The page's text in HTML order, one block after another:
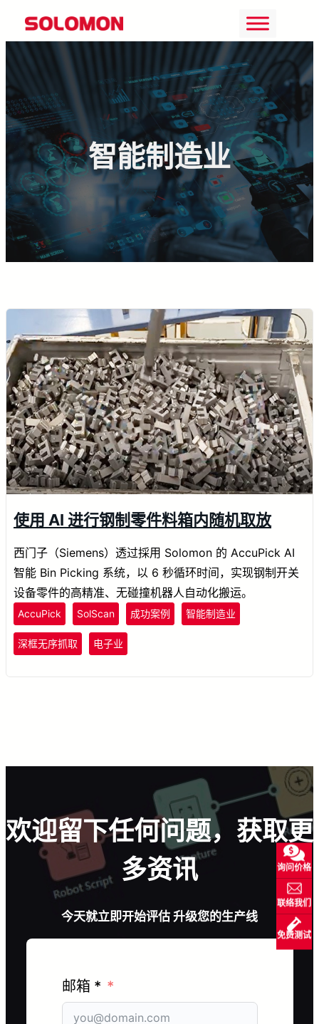
Skip
to
content
智能制造业
使用 AI 进行钢制零件料箱内随机取放
西门子（Siemens）透过採用 Solomon 的 AccuPick AI
智能 Bin Picking 系统，以 6 秒循环时间，实现钢制开关
设备零件的高精准、无碰撞机器人自动化搬运。
AccuPick SolScan 成功案例 智能制造业
深框无序抓取 电子业
询问价格
联络我们
免费测试
欢迎留下任何问题，获取更
多资讯
今天就立即开始评估 升级您的生产线
邮箱 *